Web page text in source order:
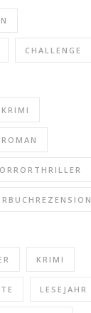
CHALLENGE
KRIMI
LESEJAHR